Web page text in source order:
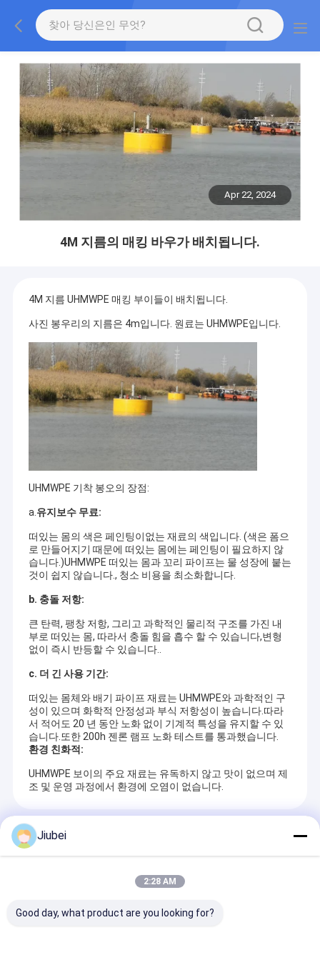
Apr 22, 2024
4M 지름의 매킹 바우가 배치됩니다.
4M 지름 UHMWPE 매킹 부이들이 배치됩니다.
사진 봉우리의 지름은 4m입니다. 원료는 UHMWPE입니다.
UHMWPE 기착 봉오의 장점:
a.유지보수 무료:
떠있는 몸의 색은 페인팅이없는 재료의 색입니다. (색은 폼으
로 만들어지기 때문에 떠있는 몸에는 페인팅이 필요하지 않
습니다.)UHMWPE 떠있는 몸과 꼬리 파이프는 물 성장에 붙는
것이 쉽지 않습니다., 청소 비용을 최소화합니다.
b. 충돌 저항:
큰 탄력, 팽창 저항, 그리고 과학적인 물리적 구조를 가진 내
부로 떠있는 몸, 따라서 충돌 힘을 흡수 할 수 있습니다,변형
없이 즉시 반등할 수 있습니다..
c. 더 긴 사용 기간:
떠있는 몸체와 배기 파이프 재료는 UHMWPE와 과학적인 구
성이 있으며 화학적 안정성과 부식 저항성이 높습니다.따라
서 적어도 20 년 동안 노화 없이 기계적 특성을 유지할 수 있
습니다.또한 200h 젠론 램프 노화 테스트를 통과했습니다.
환경 친화적 :
UHMWPE 보이의 주요 재료는 유독하지 않고 맛이 없으며 제
조 및 운영 과정에서 환경에 오염이 없습니다.
권장 제품
Jiubei
2:28 AM
Good day, what product are you looking for?